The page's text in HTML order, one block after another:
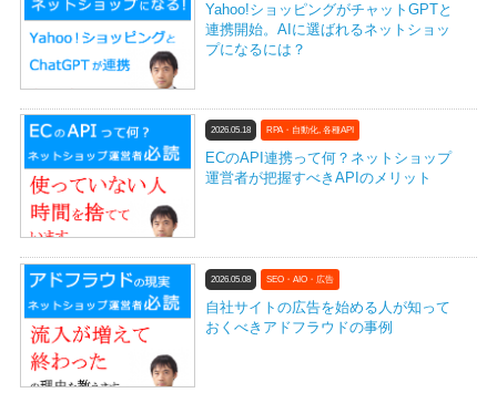
Yahoo!ショッピングがチャットGPTと
連携開始。AIに選ばれるネットショッ
プになるには？
2026.05.18 RPA・自動化, 各種API
ECのAPI連携って何？ネットショップ
運営者が把握すべきAPIのメリット
2026.05.08 SEO・AIO・広告
自社サイトの広告を始める人が知って
おくべきアドフラウドの事例